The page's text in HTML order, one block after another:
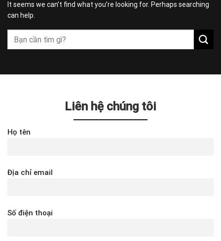
It seems we can’t find what you’re looking for. Perhaps searching
can help.
Liên hệ chúng tôi
Họ tên
Địa chỉ email
Số điện thoại